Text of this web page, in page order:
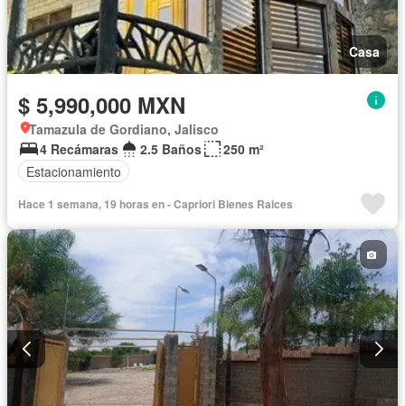
Casa
$ 5,990,000 MXN
Tamazula de Gordiano, Jalisco
4 Recámaras
2.5 Baños
250 m²
Estacionamiento
Hace 1 semana, 19 horas en - Capriori Bienes Raices